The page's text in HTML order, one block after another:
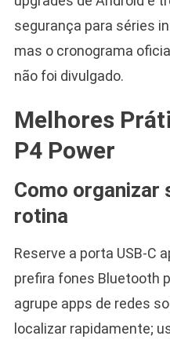
segurança para séries
mas o cronograma
não foi divulgado.
Melhores
P4 Power
Como organizar
rotina
Reserve a porta USB-C
prefira fones Bluetooth
agrupe apps de redes
localizar rapidamente;